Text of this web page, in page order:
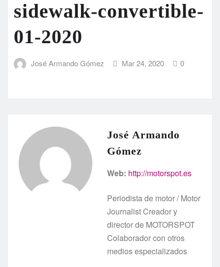
sidewalk-convertible-
01-2020
José Armando Gómez Mar 24, 2020 0
José Armando
Gómez
Web: http://motorspot.es
Periodista de motor / Motor
Journalist Creador y
director de MOTORSPOT
Colaborador con otros
medios especializados